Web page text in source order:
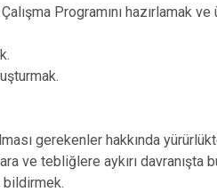
Programını hazırlamak ve
gerekenler hakkında
ve tebliğlere aykırı davranışta
bildirmek.